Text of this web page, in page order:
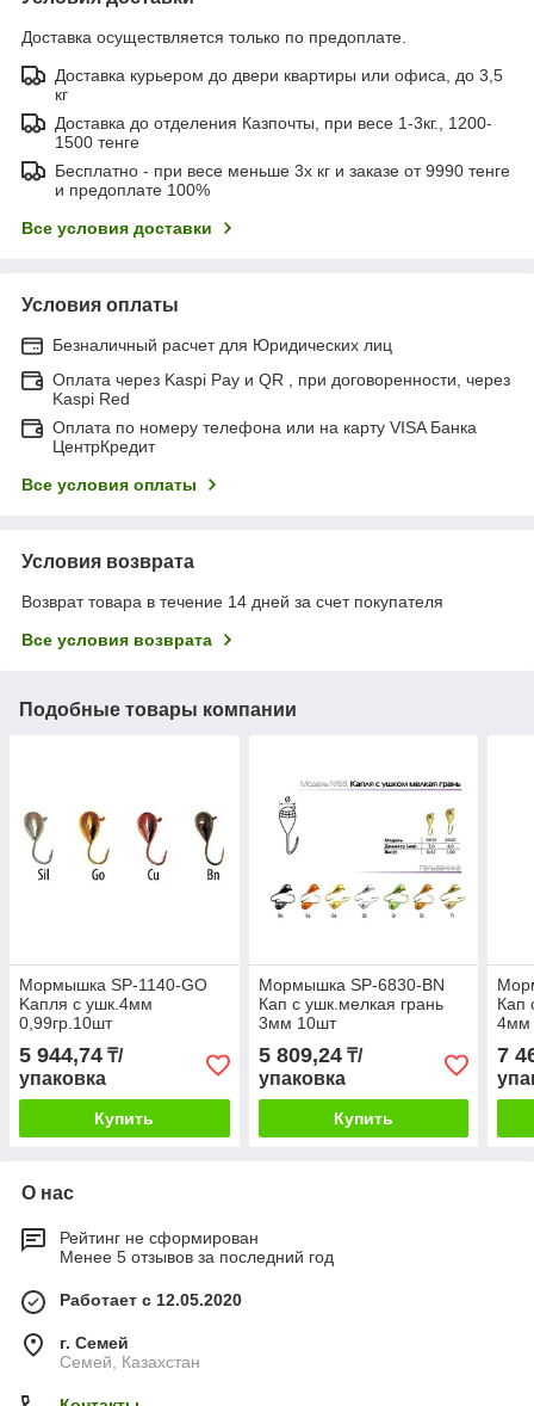
Доставка осуществляется только по предоплате.
Доставка курьером до двери квартиры или офиса, до 3,5
кг
Доставка до отделения Казпочты, при весе 1-3кг., 1200-
1500 тенге
Бесплатно - при весе меньше 3х кг и заказе от 9990 тенге
и предоплате 100%
Все условия доставки
Условия оплаты
Безналичный расчет для Юридических лиц
Оплата через Kaspi Pay и QR , при договоренности, через
Kaspi Red
Оплата по номеру телефона или на карту VISA Банка
ЦентрКредит
Все условия оплаты
Условия возврата
Возврат товара в течение 14 дней за счет покупателя
Все условия возврата
Подобные товары компании
Мормышка SP-1140-GO
Kапля с ушк.4мм
0,99гр.10шт
5 944,74 ₸/
упаковка
Купить
Мормышка SP-6830-BN
Кап с ушк.мелкая грань
3мм 10шт
5 809,24₸/
упаковка
Купить
Кап
4мм
7
О нас
Рейтинг не сформирован
Менее 5 отзывов за последний год
Работает с 12.05.2020
г. Семей
Семей, Казахстан